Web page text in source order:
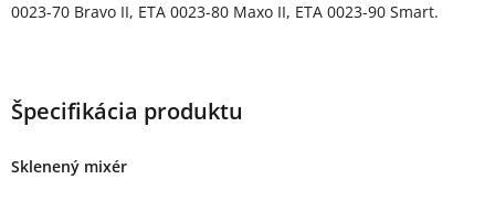
0023-70 Bravo II, ETA 0023-80 Maxo II, ETA 0023-90 Smart.
Špecifikácia produktu
Sklenený mixér